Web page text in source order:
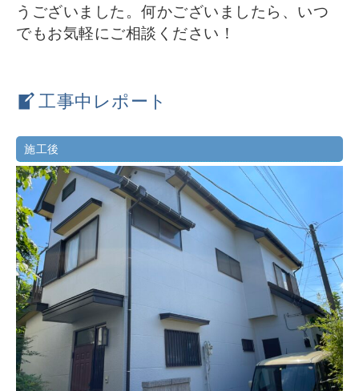
うございました。何かございましたら、いつ
でもお気軽にご相談ください！
工事中レポート
施工後